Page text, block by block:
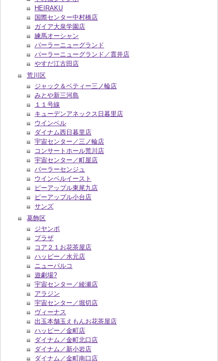
HEIRAKU
国際センター中村橋店
ガイア大泉学園店
練馬オーシャン
パーラーニューグランド
パーラーニューグランド／貫井店
やすだ江古田店
荒川区
ジャック＆ベティー三ノ輪店
みとや新三河島
１１号線
キューデンアネックス日暮里店
ウインベル
ダイナム西日暮里店
宇宙センター／三ノ輪店
コンサートホール荒川店
宇宙センター／町屋店
パーラーセンジュ
ウインベルイースト
ピーアップル東尾九店
ピーアップル小台店
サンズ
葛飾区
ジヤンボ
プラザ
コア２１お花茶屋店
ハッピー／水元店
ニューパルコ
遊劇場?
宇宙センター／綾瀬店
アラジン
宇宙センター／堀切店
ヴィーナス
出玉本舗玉えもんお花茶屋店
ハッピー／金町店
ダイナム／金町北口店
ダイナム／新小岩店
ダイナム／金町南口店